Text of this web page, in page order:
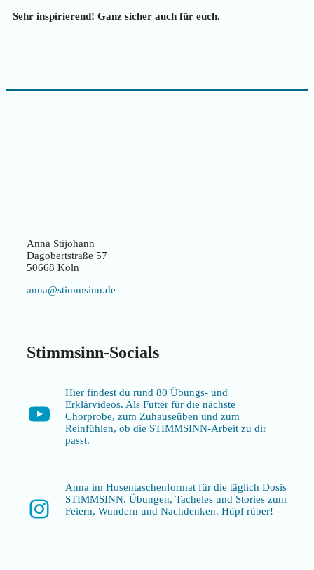
Sehr inspirierend! Ganz sicher auch für euch.
Anna Stijohann
Dagobertstraße 57
50668 Köln
anna@stimmsinn.de
Stimmsinn-Socials
YouTube
Hier findest du rund 80 Übungs- und
Erklärvideos. Als Futter für die nächste
Chorprobe, zum Zuhauseüben und zum
Reinfühlen, ob die STIMMSINN-Arbeit zu dir
passt.
Instagram
Anna im Hosentaschenformat für die täglich Dosis
STIMMSINN. Übungen, Tacheles und Stories zum
Feiern, Wundern und Nachdenken. Hüpf rüber!